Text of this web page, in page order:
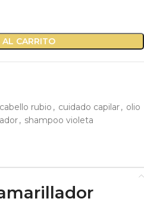
CARRITO
cabello rubio , cuidado capilar, olio
, shampoo violeta